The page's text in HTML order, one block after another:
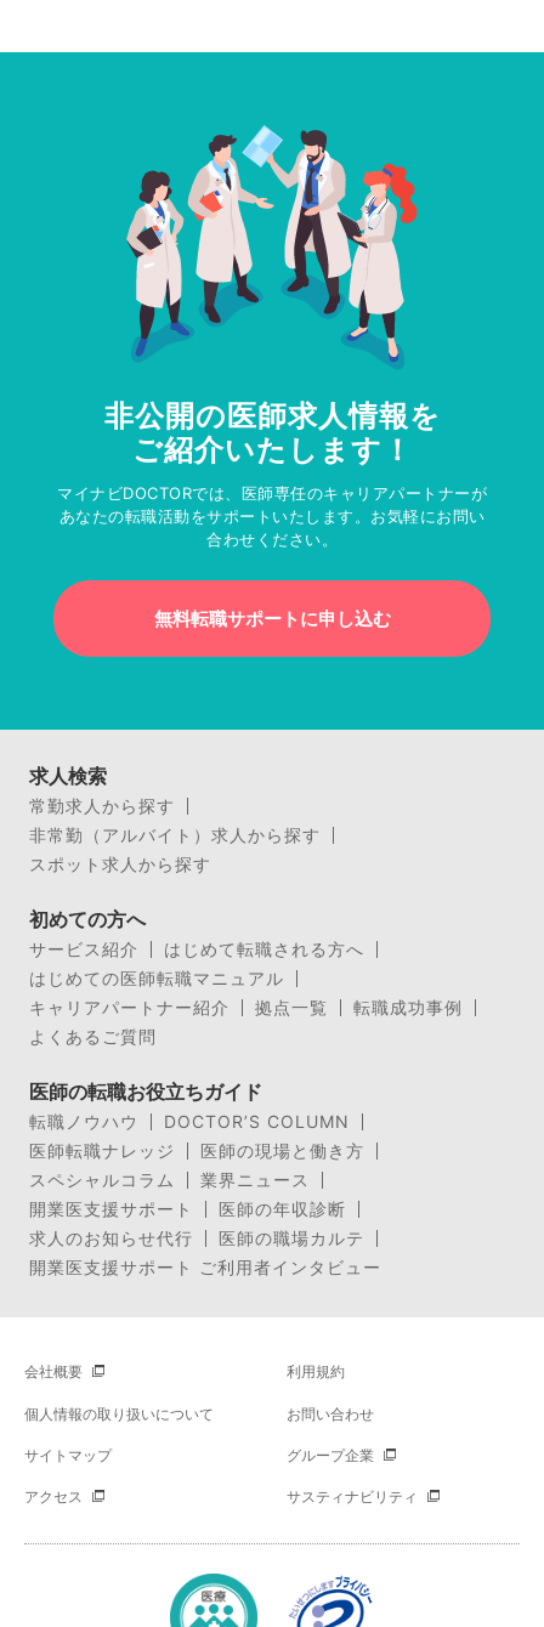
非公開の医師求人情報を
ご紹介いたします！
マイナビDOCTORでは、医師専任のキャリアパートナーが
あなたの転職活動をサポートいたします。お気軽にお問い
合わせください。
無料転職サポートに申し込む
求人検索
常勤求人から探す
非常勤（アルバイト）求人から探す
スポット求人から探す
初めての方へ
サービス紹介
はじめて転職される方へ
はじめての医師転職マニュアル
キャリアパートナー紹介
拠点一覧
転職成功事例
よくあるご質問
医師の転職お役立ちガイド
転職ノウハウ
DOCTOR’S COLUMN
医師転職ナレッジ
医師の現場と働き方
スペシャルコラム
業界ニュース
開業医支援サポート
医師の年収診断
求人のお知らせ代行
医師の職場カルテ
開業医支援サポート ご利用者インタビュー
会社概要 利用規約
個人情報の取り扱いについて お問い合わせ
サイトマップ グループ企業
アクセス サスティナビリティ